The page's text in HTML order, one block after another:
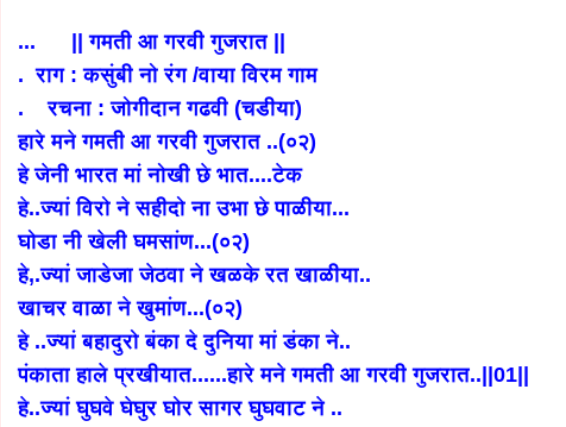
... || गमती आ गरवी गुजरात ||
. राग : कसुंबी नो रंग /वाया विरम गाम
. रचना : जोगीदान गढवी (चडीया)
हारे मने गमती आ गरवी गुजरात ..(०२)
हे जेनी भारत मां नोखी छे भात....टेक
हे..ज्यां विरो ने सहीदो ना उभा छे पाळीया...
घोडा नी खेली घमसांण...(०२)
हे,.ज्यां जाडेजा जेठवा ने खळके रत खाळीया..
खाचर वाळा ने खुमांण...(०२)
हे ..ज्यां बहादुरो बंका दे दुनिया मां डंका ने..
पंकाता हाले प्रखीयात......हारे मने गमती आ गरवी गुजरात..||01||
हे..ज्यां घुघवे घेघुर घोर सागर घुघवाट ने ..